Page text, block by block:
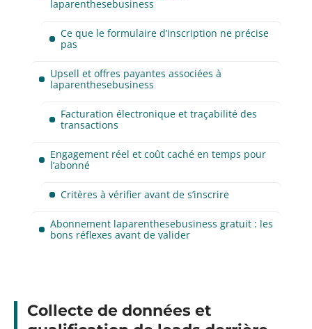
laparenthesebusiness
Ce que le formulaire d’inscription ne précise
pas
Upsell et offres payantes associées à
laparenthesebusiness
Facturation électronique et traçabilité des
transactions
Engagement réel et coût caché en temps pour
l’abonné
Critères à vérifier avant de s’inscrire
Abonnement laparenthesebusiness gratuit : les
bons réflexes avant de valider
Collecte de données et